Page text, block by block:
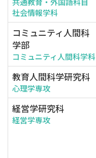
社会情報学科
コミュニティ人間科
学部
コミュニティ人間科学科
教育人間科学研究科
心理学専攻
経営学研究科
経営学専攻